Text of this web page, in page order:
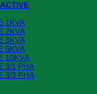
1KVA
2KVA
3KVA
6KVA
10KVA
3/1 PHA
3/3 PHA